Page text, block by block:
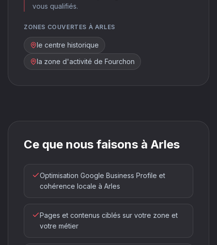
vous qualifiés.
ZONES COUVERTES À ARLES
le centre historique
la zone d'activité de Fourchon
Ce que nous faisons à Arles
Optimisation Google Business Profile et
cohérence locale à Arles
Pages et contenus ciblés sur votre zone et
votre métier